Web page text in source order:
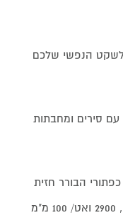
לשקט הנפשי שלכם
עם סירים ומחבתות
הבורר חזית